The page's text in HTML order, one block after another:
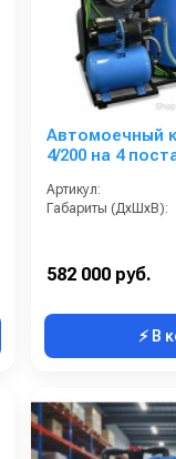
Автомоечный
4/200 на 4
Артикул:
Габариты (ДхШхВ):
582 000 руб.
⚡ В